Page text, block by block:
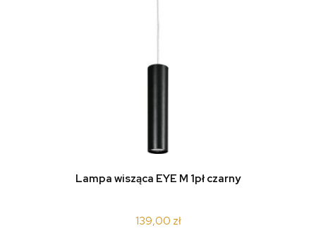
Lampa wisząca EYE M 1pł czarny
139,00 zł